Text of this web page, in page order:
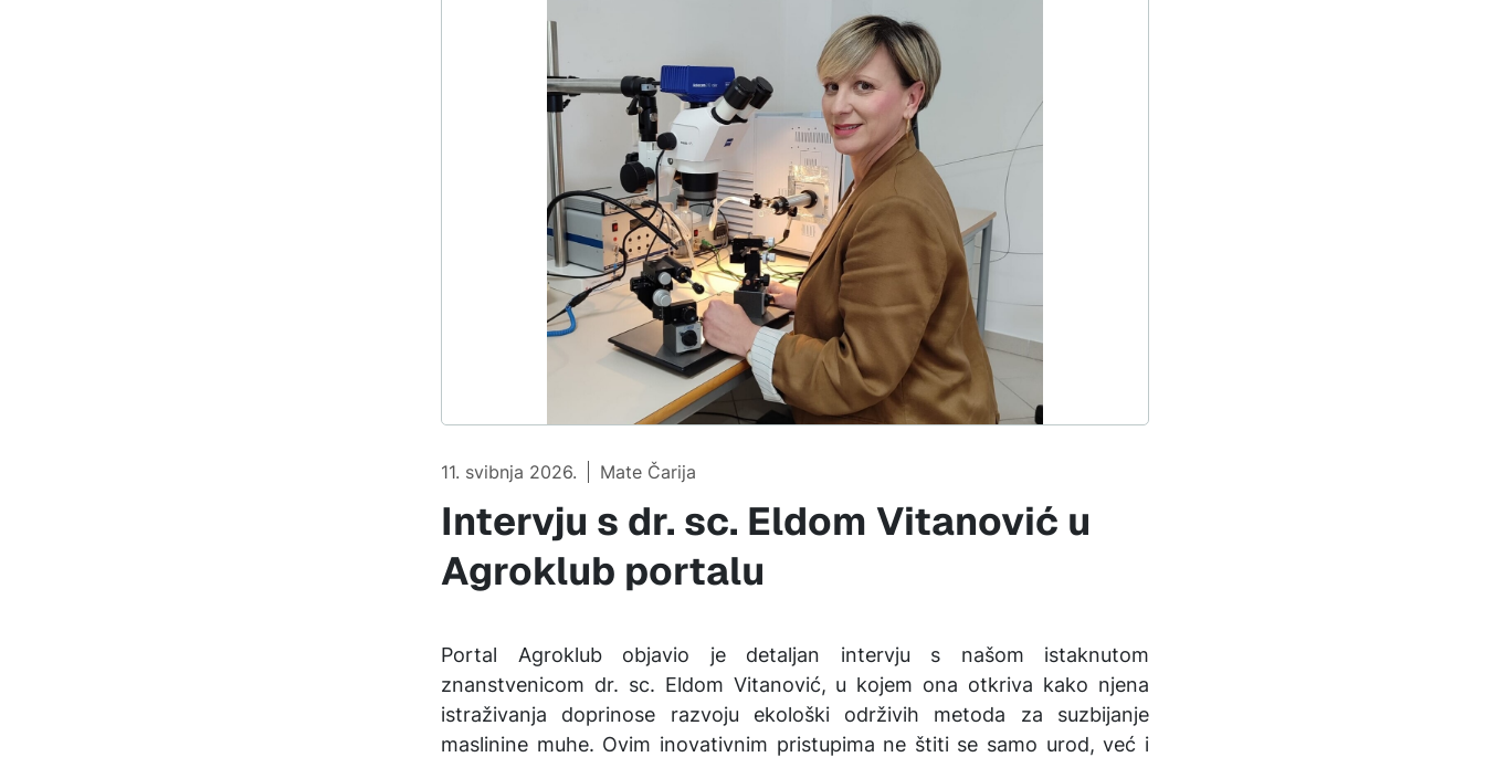
11. svibnja 2026. Mate Čarija
Intervju s dr. sc. Eldom Vitanović u
Agroklub portalu
Portal Agroklub objavio je detaljan intervju s našom istaknutom
znanstvenicom dr. sc. Eldom Vitanović, u kojem ona otkriva kako njena
istraživanja doprinose razvoju ekološki održivih metoda za suzbijanje
maslinine muhe. Ovim inovativnim pristupima ne štiti se samo urod, već i